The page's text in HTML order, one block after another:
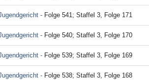
- Folge 541; Staffel 3, Folge 171
- Folge 540; Staffel 3, Folge 170
- Folge 539; Staffel 3, Folge 169
- Folge 538; Staffel 3, Folge 168